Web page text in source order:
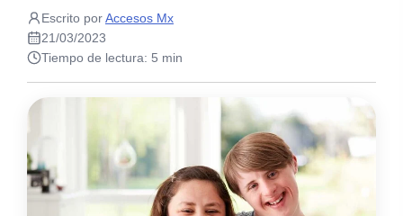
Escrito porAccesos Mx
21/03/2023
Tiempo de lectura: 5 min